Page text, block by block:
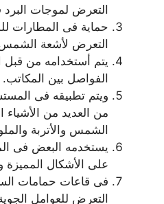
التعرض لموجات
حماية فى المطارات
التعرض لأشعة
يتم أستخدامه من
الفواصل بين المكاتب.
ويتم تطبيقه فى
من العديد من الأشياء
الشمس والأتربة
يستخدمه البعض فى
على الأشكال المميزة
فى قاعات حمامات
التعرض للعوامل